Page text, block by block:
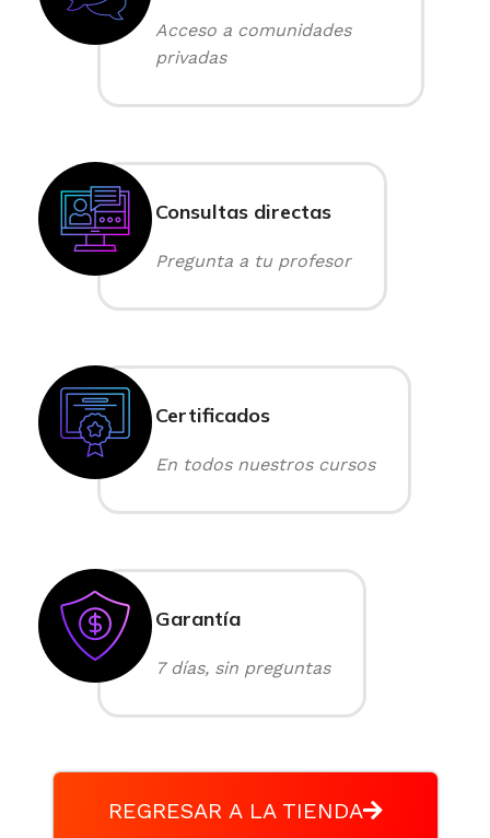
Acceso a comunidades
privadas
Consultas directas
Pregunta a tu profesor
Certificados
En todos nuestros cursos
Garantía
7 días, sin preguntas
REGRESAR A LA TIENDA